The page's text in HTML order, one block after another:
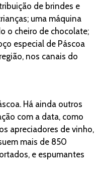
de brindes e
uma máquina
o cheiro de chocolate;
especial de Páscoa
nos canais do
Há ainda outros
com a data, como
apreciadores de vinho,
mais de 850
e espumantes